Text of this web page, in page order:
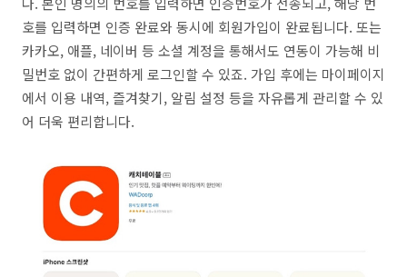
호를 입력하면 인증 완료와 동시에 회원가입이 완료됩니다. 또는
카카오, 애플, 네이버 등 소셜 계정을 통해서도 연동이 가능해 비
밀번호 없이 간편하게 로그인할 수 있죠. 가입 후에는 마이페이지
에서 이용 내역, 즐겨찾기, 알림 설정 등을 자유롭게 관리할 수 있
어 더욱 편리합니다.